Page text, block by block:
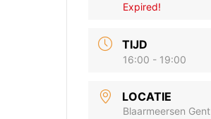
Expired!
TIJD
16:00 - 19:00
LOCATIE
Blaarmeersen Gent